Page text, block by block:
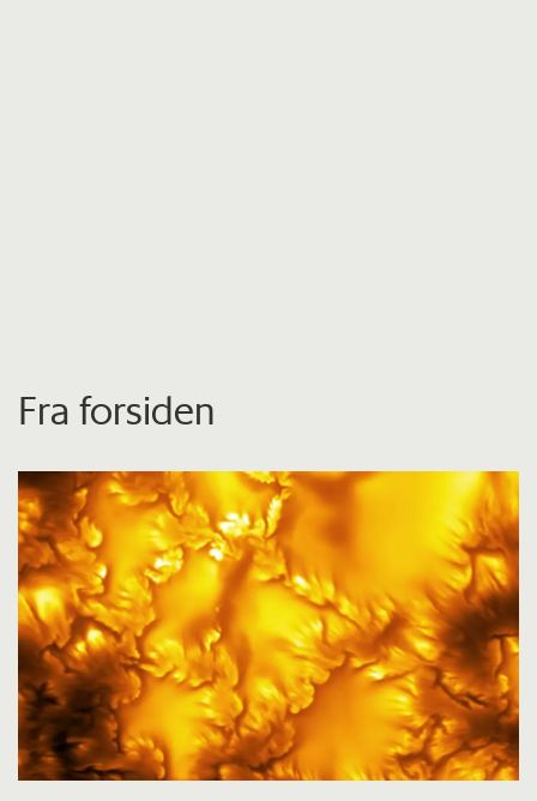
Fra forsiden